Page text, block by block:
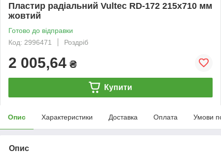
Пластир радіальний Vultec RD-172 215х710 мм
жовтий
Готово до відправки
Код: 2996471
Роздріб
2 005,64 ₴
Купити
Опис Характеристики Доставка Оплата Умови
Опис